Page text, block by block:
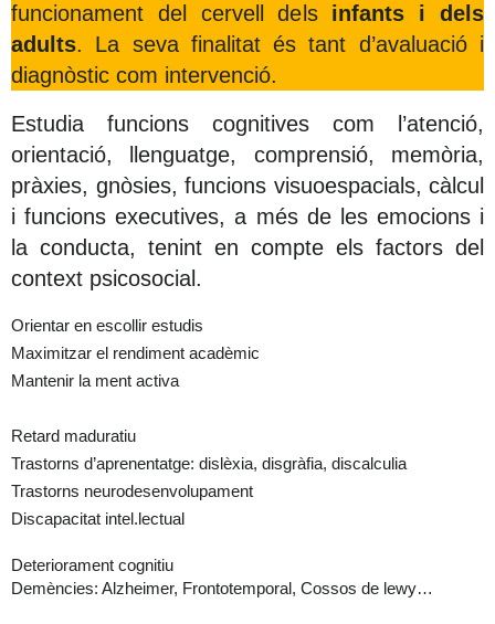
funcionament del cervell dels infants i dels
adults. La seva finalitat és tant d’avaluació i
diagnòstic com intervenció.
Estudia funcions cognitives com l’atenció,
orientació, llenguatge, comprensió, memòria,
pràxies, gnòsies, funcions visuoespacials, càlcul
i funcions executives, a més de les emocions i
la conducta, tenint en compte els factors del
context psicosocial.
Orientar en escollir estudis
Maximitzar el rendiment acadèmic
Mantenir la ment activa
Retard maduratiu
Trastorns d’aprenentatge: dislèxia, disgràfia, discalculia
Trastorns neurodesenvolupament
Discapacitat intel.lectual
Deteriorament cognitiu
Demències: Alzheimer, Frontotemporal, Cossos de lewy…